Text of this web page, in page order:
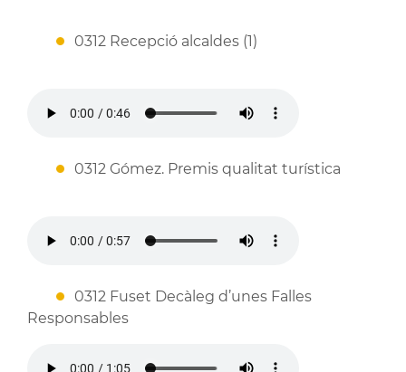
0312 Recepció alcaldes (1)
0312 Gómez. Premis qualitat turística
0312 Fuset Decàleg d’unes Falles
Responsables